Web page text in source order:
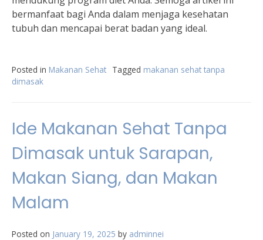
bermanfaat bagi Anda dalam menjaga kesehatan
tubuh dan mencapai berat badan yang ideal.
Posted in Makanan Sehat Tagged makanan sehat tanpa
dimasak
Ide Makanan Sehat Tanpa
Dimasak untuk Sarapan,
Makan Siang, dan Makan
Malam
Posted on January 19, 2025 by adminnei